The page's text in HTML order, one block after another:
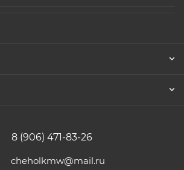
8 (906) 471-83-26
cheholkmw@mail.ru